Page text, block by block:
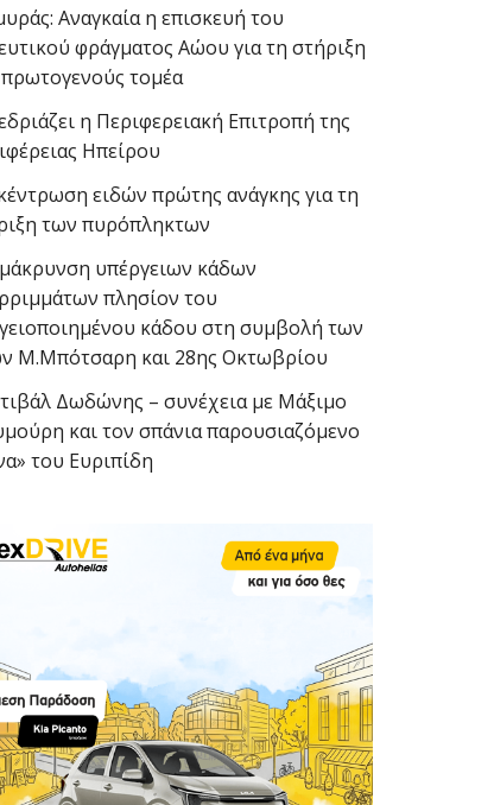
Αναγκαία η επισκευή του
φράγματος Αώου για τη στήριξη
τομέα
η Περιφερειακή Επιτροπή της
Ηπείρου
ειδών πρώτης ανάγκης για τη
των πυρόπληκτων
υπέργειων κάδων
πλησίον του
κάδου στη συμβολή των
Μ.Μπότσαρη και 28ης Οκτωβρίου
Δωδώνης – συνέχεια με Μάξιμο
και τον σπάνια παρουσιαζόμενο
του Ευριπίδη